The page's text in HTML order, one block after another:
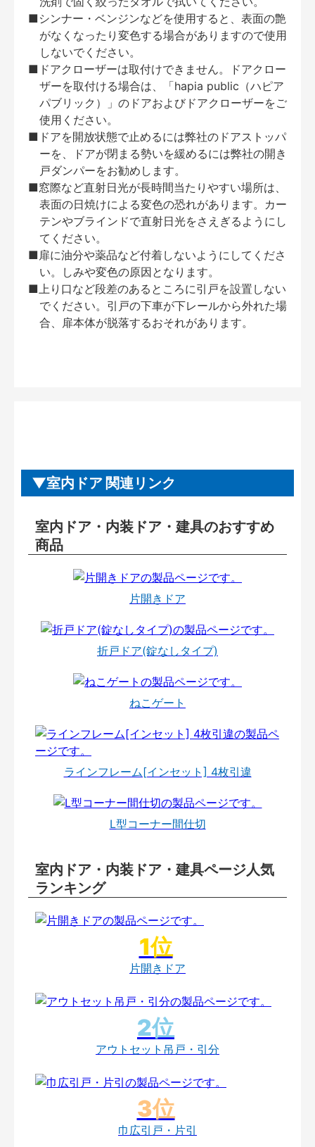
■シンナー・ベンジンなどを使用すると、表面の艶
がなくなったり変色する場合がありますので使用
しないでください。
■ドアクローザーは取付けできません。ドアクロー
ザーを取付ける場合は、「hapia public（ハピア
パブリック）」のドアおよびドアクローザーをご
使用ください。
■ドアを開放状態で止めるには弊社のドアストッパ
ーを、ドアが閉まる勢いを緩めるには弊社の開き
戸ダンパーをお勧めします。
■窓際など直射日光が長時間当たりやすい場所は、
表面の日焼けによる変色の恐れがあります。カー
テンやブラインドで直射日光をさえぎるようにし
てください。
■扉に油分や薬品など付着しないようにしてくださ
い。しみや変色の原因となります。
■上り口など段差のあるところに引戸を設置しない
でください。引戸の下車が下レールから外れた場
合、扉本体が脱落するおそれがあります。
室内ドア 関連リンク
室内ドア・内装ドア・建具のおすすめ
商品
片開きドア
折戸ドア(錠なしタイプ)
ねこゲート
ラインフレーム[インセット] 4枚引違
L型コーナー間仕切
室内ドア・内装ドア・建具ページ人気
ランキング
片開きドア
アウトセット吊戸・引分
巾広引戸・片引